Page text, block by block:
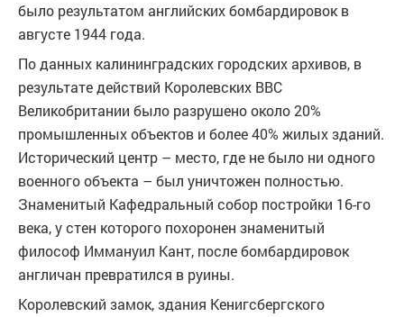
было результатом английских бомбардировок в
августе 1944 года.
По данных калининградских городских архивов, в
результате действий Королевских ВВС
Великобритании было разрушено около 20%
промышленных объектов и более 40% жилых зданий.
Исторический центр – место, где не было ни одного
военного объекта – был уничтожен полностью.
Знаменитый Кафедральный собор постройки 16-го
века, у стен которого похоронен знаменитый
философ Иммануил Кант, после бомбардировок
англичан превратился в руины.
Королевский замок, здания Кенигсбергского